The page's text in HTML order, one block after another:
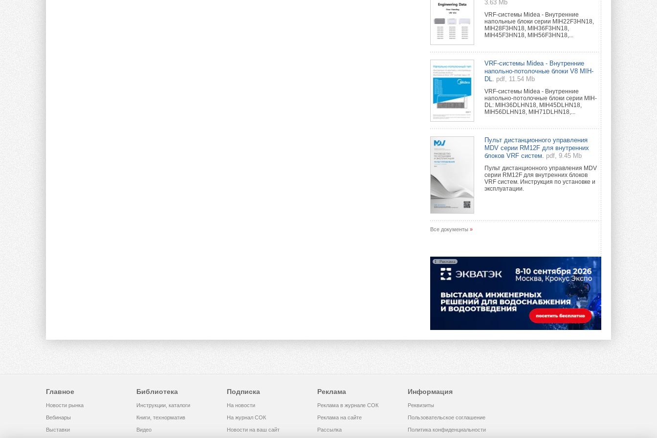
3.63 Mb
VRF-системы Midea - Внутренние
напольные блоки серии MIH22F3HN18,
MIH28F3HN18, MIH36F3HN18,
MIH45F3HN18, MIH56F3HN18,...
VRF-системы Midea - Внутренние
напольно-потолочные блоки V8 MIH-
DL.
pdf, 11.54 Mb
VRF-системы Midea - Внутренние
напольно-потолочные блоки серии MIH-
DL: MIH36DLHN18, MIH45DLHN18,
MIH56DLHN18, MIH71DLHN18,...
Пульт дистанционного управления
MDV серии RM12F для внутренних
блоков VRF систем.
pdf, 9.45 Mb
Пульт дистанционного управления MDV
серии RM12F для внутренних блоков
VRF систем. Инструкция по установке и
эксплуатации.
Все документы »
Реклама
Главное
Новости рынка
Вебинары
Выставки
Библиотека
Инструкции, каталоги
Книги, технорматив
Видео
Подписка
На новости
На журнал СОК
Новости на ваш сайт
Реклама
Реклама в журнале СОК
Реклама на сайте
Рассылка
Информация
Реквизиты
Пользовательское соглашение
Политика конфиденциальности